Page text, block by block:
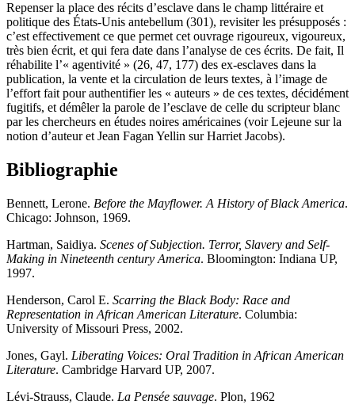
Repenser la place des récits d’esclave dans le champ littéraire et
politique des États-Unis antebellum (301), revisiter les présupposés :
c’est effectivement ce que permet cet ouvrage rigoureux, vigoureux,
très bien écrit, et qui fera date dans l’analyse de ces écrits. De fait, Il
réhabilite l’« agentivité » (26, 47, 177) des ex-esclaves dans la
publication, la vente et la circulation de leurs textes, à l’image de
l’effort fait pour authentifier les « auteurs » de ces textes, décidément
fugitifs, et démêler la parole de l’esclave de celle du scripteur blanc
par les chercheurs en études noires américaines (voir Lejeune sur la
notion d’auteur et Jean Fagan Yellin sur Harriet Jacobs).
Bibliographie
Bennett, Lerone. Before the Mayflower. A History of Black America.
Chicago: Johnson, 1969.
Hartman, Saidiya. Scenes of Subjection. Terror, Slavery and Self-
Making in Nineteenth century America. Bloomington: Indiana UP,
1997.
Henderson, Carol E. Scarring the Black Body: Race and
Representation in African American Literature. Columbia:
University of Missouri Press, 2002.
Jones, Gayl. Liberating Voices: Oral Tradition in African American
Literature. Cambridge Harvard UP, 2007.
Lévi-Strauss, Claude. La Pensée sauvage. Plon, 1962